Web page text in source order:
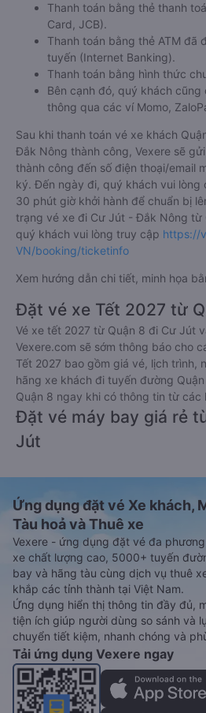
Thanh toán bằng thẻ thanh
Card, JCB).
Thanh toán bằng thẻ ATM đã
tuyến (Internet Banking).
Thanh toán bằng hình thức
Bên cạnh đó, quý khách cũng
thông qua các ví Momo,
Sau khi thanh toán vé xe khách
Đắk Nông thành công, Vexere sẽ
thành công đến số điện thoại/email
ký. Đến ngày đi, quý khách vui lòng
30 phút giờ khởi hành để chuẩn bị
trạng vé xe đi Cư Jút - Đắk Nông từ
quý khách vui lòng truy cập https://
VN/booking/ticketinfo
Xem hướng dẫn chi tiết, minh họa
Đặt vé xe Tết 2027 từ
Vé xe tết 2027 từ Quận 8 đi Cư Jút
Vexere.com sẽ sớm thông báo cho
Tết 2027 bao gồm giá vé, lịch trình,
hãng xe khách đi tuyến đường
Quận 8 ngay khi có thông tin từ các
Đặt vé máy bay giá rẻ
Jút
Ứng dụng đặt vé Xe khách,
Tàu hoả và Thuê xe
Vexere - ứng dụng đặt vé đa
xe chất lượng cao, 5000+ tuyến
bay và hãng tàu cùng dịch vụ thuê
khắp các tỉnh thành tại Việt Nam.
Ứng dụng hiển thị thông tin đầy đủ,
tiện ích giúp người dùng so sánh và
chuyển tiết kiệm, nhanh chóng và
Tải ứng dụng Vexere ngay